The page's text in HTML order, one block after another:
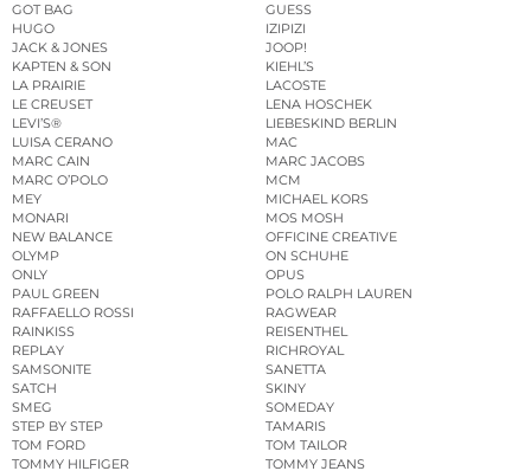
GOT BAG
GUESS
HUGO
IZIPIZI
JACK & JONES
JOOP!
KAPTEN & SON
KIEHL’S
LA PRAIRIE
LACOSTE
LE CREUSET
LENA HOSCHEK
LEVI’S®
LIEBESKIND BERLIN
LUISA CERANO
MAC
MARC CAIN
MARC JACOBS
MARC O’POLO
MCM
MEY
MICHAEL KORS
MONARI
MOS MOSH
NEW BALANCE
OFFICINE CREATIVE
OLYMP
ON SCHUHE
ONLY
OPUS
PAUL GREEN
POLO RALPH LAUREN
RAFFAELLO ROSSI
RAGWEAR
RAINKISS
REISENTHEL
REPLAY
RICHROYAL
SAMSONITE
SANETTA
SATCH
SKINY
SMEG
SOMEDAY
STEP BY STEP
TAMARIS
TOM FORD
TOM TAILOR
TOMMY HILFIGER
TOMMY JEANS